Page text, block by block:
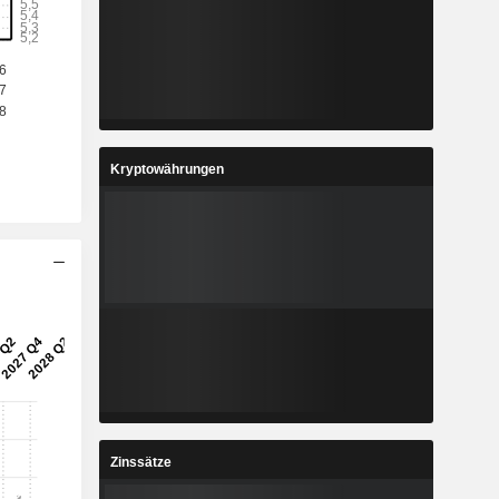
61,09
276.843
Kryptowährungen
Zinssätze